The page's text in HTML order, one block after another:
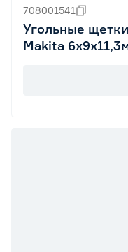
708001541
Угольные
Makita